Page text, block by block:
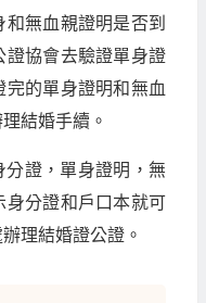
無血親證明是否到
證協會去驗證單身證
的單身證明和無血
結婚手續。
分證，單身證明，無
身分證和戶口本就可
理結婚證公證。